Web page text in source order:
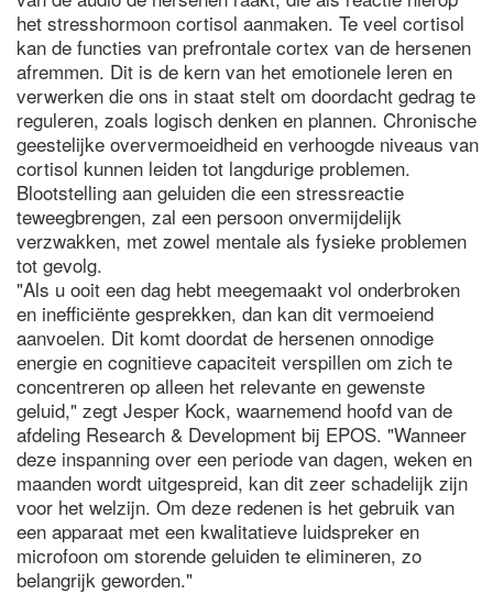
het stresshormoon cortisol aanmaken. Te veel cortisol
kan de functies van prefrontale cortex van de hersenen
afremmen. Dit is de kern van het emotionele leren en
verwerken die ons in staat stelt om doordacht gedrag te
reguleren, zoals logisch denken en plannen. Chronische
geestelijke oververmoeidheid en verhoogde niveaus van
cortisol kunnen leiden tot langdurige problemen.
Blootstelling aan geluiden die een stressreactie
teweegbrengen, zal een persoon onvermijdelijk
verzwakken, met zowel mentale als fysieke problemen
tot gevolg.
"Als u ooit een dag hebt meegemaakt vol onderbroken
en inefficiënte gesprekken, dan kan dit vermoeiend
aanvoelen. Dit komt doordat de hersenen onnodige
energie en cognitieve capaciteit verspillen om zich te
concentreren op alleen het relevante en gewenste
geluid," zegt Jesper Kock, waarnemend hoofd van de
afdeling Research & Development bij EPOS. "Wanneer
deze inspanning over een periode van dagen, weken en
maanden wordt uitgespreid, kan dit zeer schadelijk zijn
voor het welzijn. Om deze redenen is het gebruik van
een apparaat met een kwalitatieve luidspreker en
microfoon om storende geluiden te elimineren, zo
belangrijk geworden."